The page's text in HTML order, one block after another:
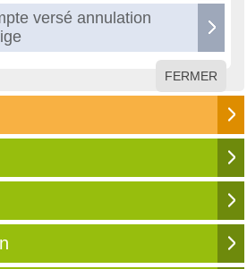
versé annulation
FERMER